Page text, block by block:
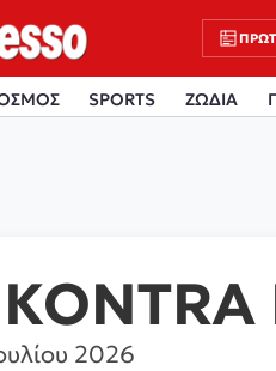
SPORTS ΖΩΔΙΑ
2026